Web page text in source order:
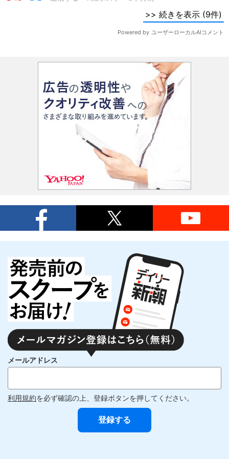
メールアドレス
利用規約を必ず確認の上、登録ボタンを押してください。